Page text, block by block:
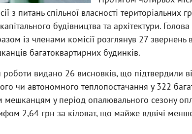
з питань спільної власності
будівництва та архітектури.
із членами комісії розглянув 27 звернень
багатоквартирних будинків.
видано 26 висновків, що підтвердили
чи автономного теплопостачання у 322
мешканцям у період опалювального сезону
2,64 грн за кіловат, що майже вдвічі